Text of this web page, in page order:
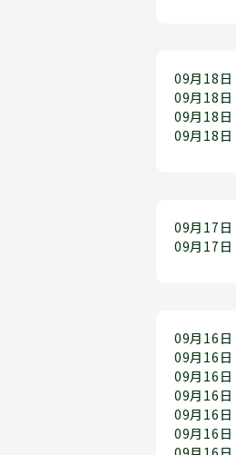
09月18日
09月18日
09月18日
09月18日
09月17日
09月17日
09月16日
09月16日
09月16日
09月16日
09月16日
09月16日